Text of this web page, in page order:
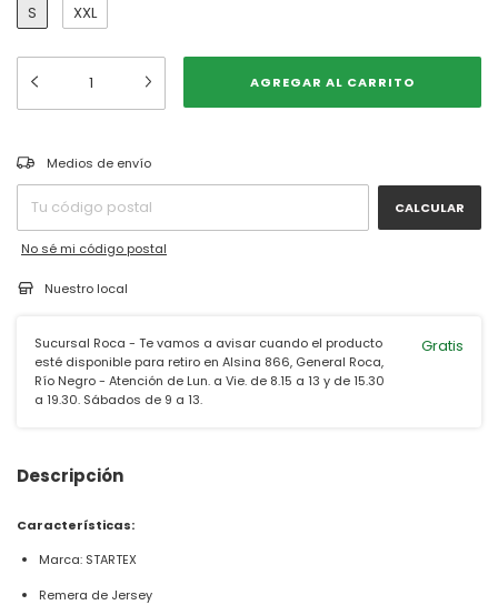
S XXL
Entregas para el CP:
Medios de envío
CALCULAR
No sé mi código postal
Nuestro local
Sucursal Roca - Te vamos a avisar cuando el producto
esté disponible para retiro en Alsina 866, General Roca,
Río Negro - Atención de Lun. a Vie. de 8.15 a 13 y de 15.30
a 19.30. Sábados de 9 a 13.
Gratis
Descripción
Características:
Marca: STARTEX
Remera de Jersey